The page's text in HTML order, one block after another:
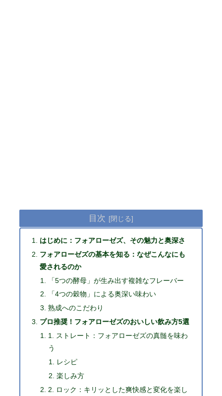
目次
はじめに：フォアローゼズ、その魅力と奥深さ
フォアローゼズの基本を知る：なぜこんなにも
愛されるのか
「5つの酵母」が生み出す複雑なフレーバー
「4つの穀物」による奥深い味わい
熟成へのこだわり
プロ推奨！フォアローゼズのおいしい飲み方5選
1. ストレート：フォアローゼズの真髄を味わ
う
レシピ
楽しみ方
2. ロック：キリッとした爽快感と変化を楽し